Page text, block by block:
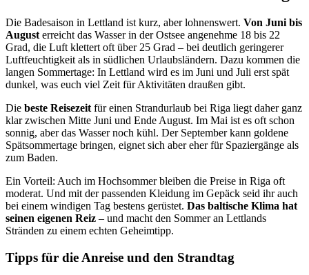
Die Badesaison in Lettland ist kurz, aber lohnenswert. Von Juni bis
August erreicht das Wasser in der Ostsee angenehme 18 bis 22
Grad, die Luft klettert oft über 25 Grad – bei deutlich geringerer
Luftfeuchtigkeit als in südlichen Urlaubsländern. Dazu kommen die
langen Sommertage: In Lettland wird es im Juni und Juli erst spät
dunkel, was euch viel Zeit für Aktivitäten draußen gibt.
Die beste Reisezeit für einen Strandurlaub bei Riga liegt daher ganz
klar zwischen Mitte Juni und Ende August. Im Mai ist es oft schon
sonnig, aber das Wasser noch kühl. Der September kann goldene
Spätsommertage bringen, eignet sich aber eher für Spaziergänge als
zum Baden.
Ein Vorteil: Auch im Hochsommer bleiben die Preise in Riga oft
moderat. Und mit der passenden Kleidung im Gepäck seid ihr auch
bei einem windigen Tag bestens gerüstet. Das baltische Klima hat
seinen eigenen Reiz – und macht den Sommer an Lettlands
Stränden zu einem echten Geheimtipp.
Tipps für die Anreise und den Strandtag